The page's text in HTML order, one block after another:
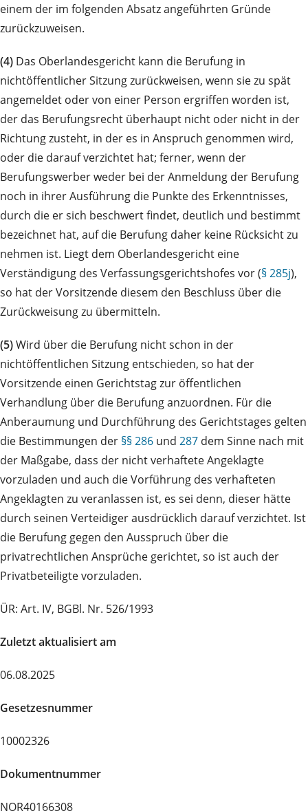
einem der im folgenden Absatz angeführten Gründe
zurückzuweisen.
(4) Das Oberlandesgericht kann die Berufung in
nichtöffentlicher Sitzung zurückweisen, wenn sie zu spät
angemeldet oder von einer Person ergriffen worden ist,
der das Berufungsrecht überhaupt nicht oder nicht in der
Richtung zusteht, in der es in Anspruch genommen wird,
oder die darauf verzichtet hat; ferner, wenn der
Berufungswerber weder bei der Anmeldung der Berufung
noch in ihrer Ausführung die Punkte des Erkenntnisses,
durch die er sich beschwert findet, deutlich und bestimmt
bezeichnet hat, auf die Berufung daher keine Rücksicht zu
nehmen ist. Liegt dem Oberlandesgericht eine
Verständigung des Verfassungsgerichtshofes vor (§ 285j),
so hat der Vorsitzende diesem den Beschluss über die
Zurückweisung zu übermitteln.
(5)Wird über die Berufung nicht schon in der
nichtöffentlichen Sitzung entschieden, so hat der
Vorsitzende einen Gerichtstag zur öffentlichen
Verhandlung über die Berufung anzuordnen. Für die
Anberaumung und Durchführung des Gerichtstages gelten
die Bestimmungen der §§ 286 und 287 dem Sinne nach mit
der Maßgabe, dass der nicht verhaftete Angeklagte
vorzuladen und auch die Vorführung des verhafteten
Angeklagten zu veranlassen ist, es sei denn, dieser hätte
durch seinen Verteidiger ausdrücklich darauf verzichtet. Ist
die Berufung gegen den Ausspruch über die
privatrechtlichen Ansprüche gerichtet, so ist auch der
Privatbeteiligte vorzuladen.
ÜR: Art. IV, BGBl. Nr. 526/1993
Zuletzt aktualisiert am
06.08.2025
Gesetzesnummer
10002326
Dokumentnummer
NOR40166308